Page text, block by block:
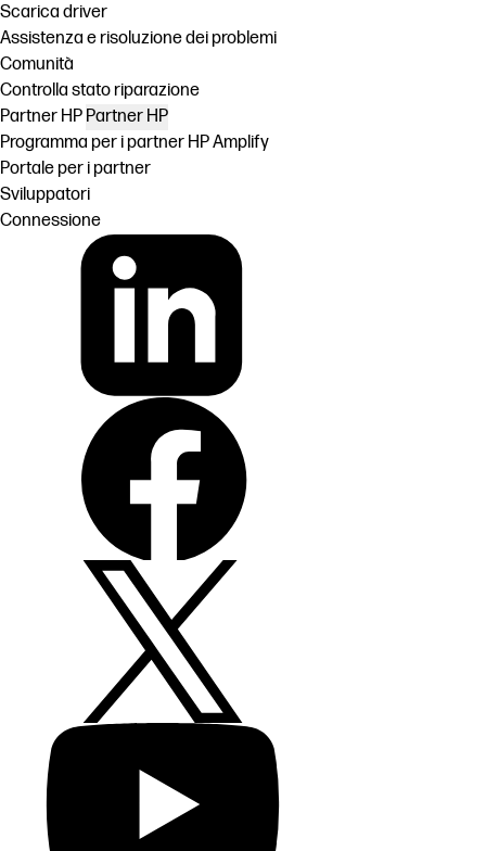
Scarica driver
Assistenza e risoluzione dei problemi
Comunità
Controlla stato riparazione
Partner HP Partner HP
Programma per i partner HP Amplify
Portale per i partner
Sviluppatori
Connessione